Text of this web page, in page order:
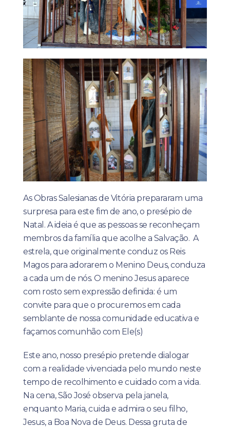
As Obras Salesianas de Vitória prepararam uma
surpresa para este fim de ano, o presépio de
Natal. A ideia é que as pessoas se reconheçam
membros da família que acolhe a Salvação. A
estrela, que originalmente conduz os Reis
Magos para adorarem o Menino Deus, conduza
a cada um de nós. O menino Jesus aparece
com rosto sem expressão definida: é um
convite para que o procuremos em cada
semblante de nossa comunidade educativa e
façamos comunhão com Ele(s)
Este ano, nosso presépio pretende dialogar
com a realidade vivenciada pelo mundo neste
tempo de recolhimento e cuidado com a vida.
Na cena, São José observa pela janela,
enquanto Maria, cuida e admira o seu filho,
Jesus, a Boa Nova de Deus. Dessa gruta de